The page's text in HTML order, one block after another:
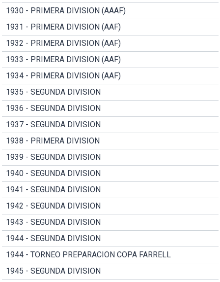
1930 - PRIMERA DIVISION (AAAF)
1931 - PRIMERA DIVISION (AAF)
1932 - PRIMERA DIVISION (AAF)
1933 - PRIMERA DIVISION (AAF)
1934 - PRIMERA DIVISION (AAF)
1935 - SEGUNDA DIVISION
1936 - SEGUNDA DIVISION
1937 - SEGUNDA DIVISION
1938 - PRIMERA DIVISION
1939 - SEGUNDA DIVISION
1940 - SEGUNDA DIVISION
1941 - SEGUNDA DIVISION
1942 - SEGUNDA DIVISION
1943 - SEGUNDA DIVISION
1944 - SEGUNDA DIVISION
1944 - TORNEO PREPARACION COPA FARRELL
1945 - SEGUNDA DIVISION